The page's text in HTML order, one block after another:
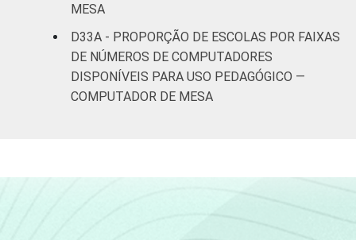
MESA
D33A - PROPORÇÃO DE ESCOLAS POR FAIXAS
DE NÚMEROS DE COMPUTADORES
DISPONÍVEIS PARA USO PEDAGÓGICO —
COMPUTADOR DE MESA